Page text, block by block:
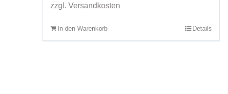
zzgl. Versandkosten
In den Warenkorb Details